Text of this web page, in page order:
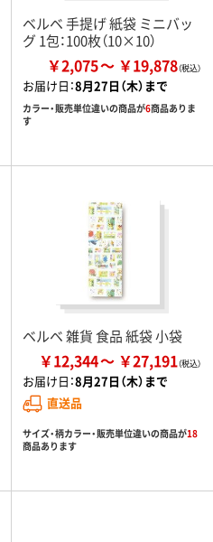
ベルベ 手提げ 紙袋 ミニバッ
グ 1包：100枚（10×10）
￥2,075 ￥19,878
お届け日：8月27日（木）まで
カラー・販売単位違いの商品が6商品ありま
す
ベルベ 雑貨 食品 紙袋 小袋
￥12,344 ￥27,191
お届け日：8月27日（木）まで
直送品
サイズ・柄カラー・販売単位違いの商品が18
商品あります